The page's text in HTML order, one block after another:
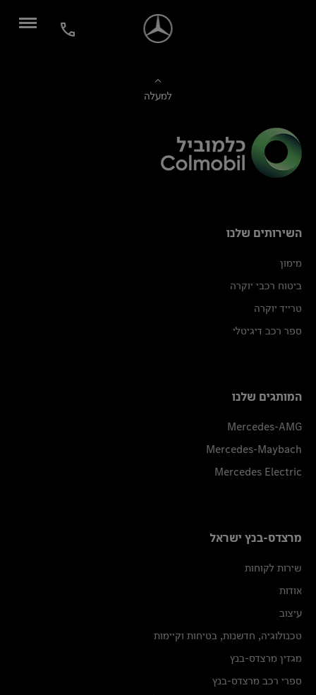
למעלה
השירותים שלנו
מימון
ביטוח רכבי יוקרה
טרייד יוקרה
ספר רכב דיגיטלי
המותגים שלנו
Mercedes-AMG
Mercedes-Maybach
Mercedes Electric
מרצדס-בנץ ישראל
שירות לקוחות
אודות
עיצוב
טכנולוגיה, חדשנות, בטיחות וקיימות
מגזין מרצדס-בנץ
ספרי רכב מרצדס-בנץ